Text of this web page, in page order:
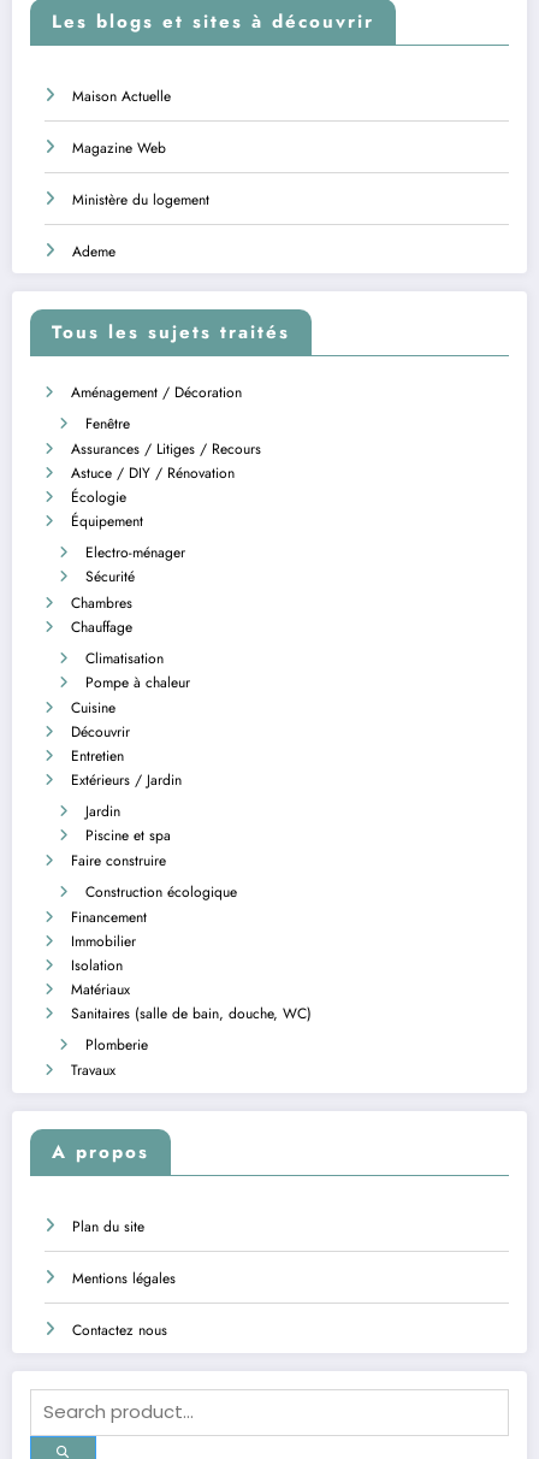
Les blogs et sites à découvrir
Maison Actuelle
Magazine Web
Ministère du logement
Ademe
Tous les sujets traités
Aménagement / Décoration
Fenêtre
Assurances / Litiges / Recours
Astuce / DIY / Rénovation
Écologie
Équipement
Electro-ménager
Sécurité
Chambres
Chauffage
Climatisation
Pompe à chaleur
Cuisine
Découvrir
Entretien
Extérieurs / Jardin
Jardin
Piscine et spa
Faire construire
Construction écologique
Financement
Immobilier
Isolation
Matériaux
Sanitaires (salle de bain, douche, WC)
Plomberie
Travaux
A propos
Plan du site
Mentions légales
Contactez nous